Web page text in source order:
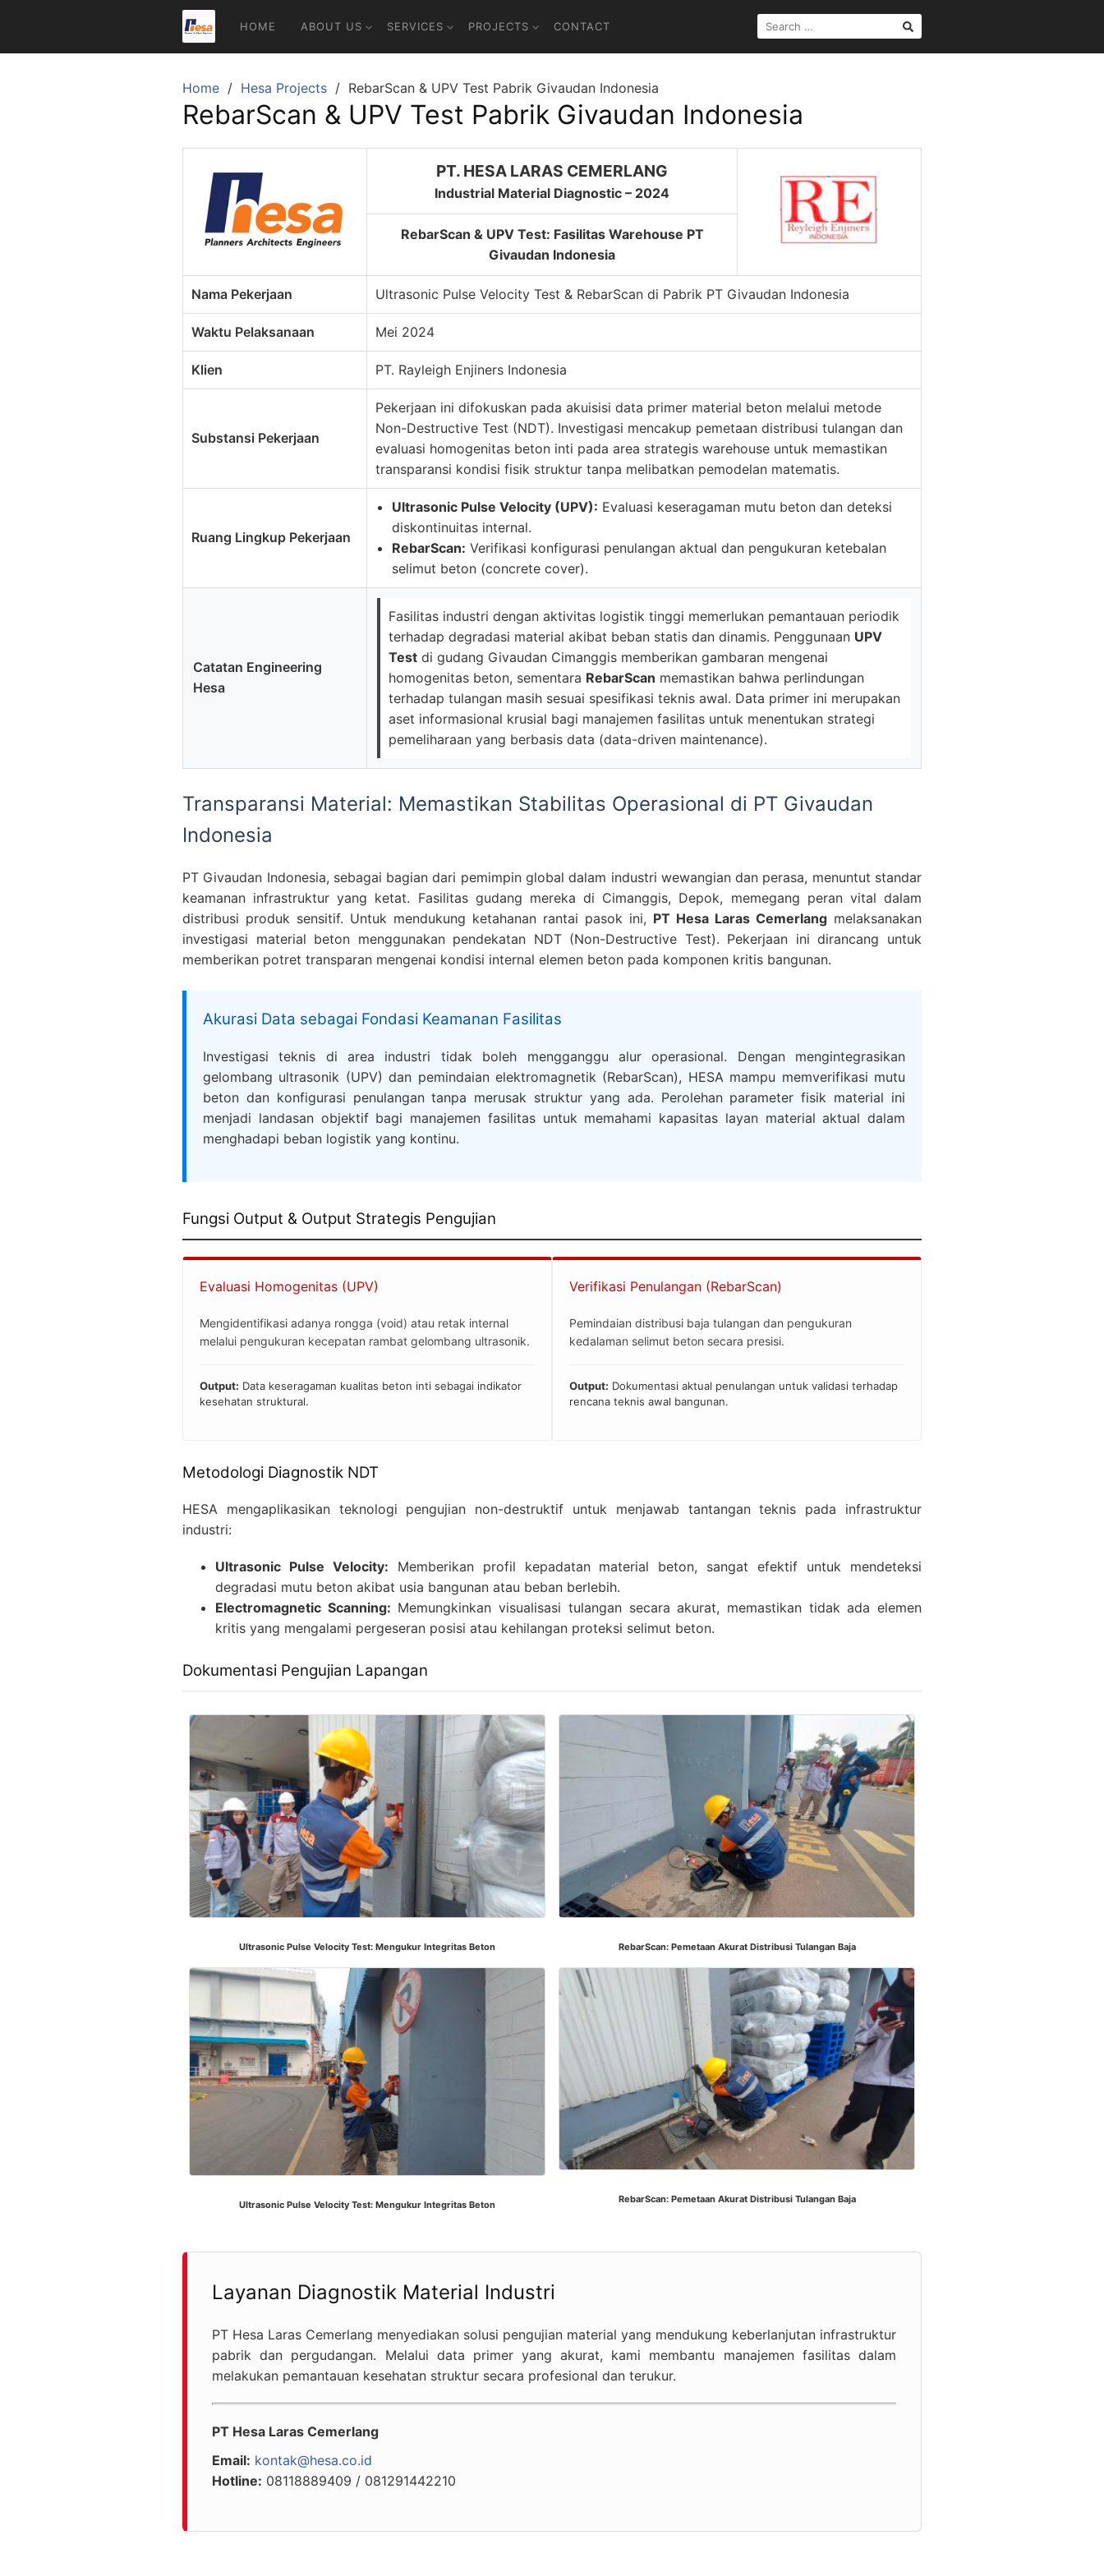
content
HOME ABOUT US SERVICES PROJECTS CONTACT
SEARCH
FOR:
Home Hesa Projects RebarScan & UPV Test Pabrik Givaudan Indonesia
RebarScan & UPV Test Pabrik Givaudan Indonesia
PT. HESA LARAS CEMERLANG
Industrial Material Diagnostic – 2024
RebarScan & UPV Test: Fasilitas Warehouse PT
Givaudan Indonesia
Nama Pekerjaan Ultrasonic Pulse Velocity Test & RebarScan di Pabrik PT Givaudan Indonesia
Waktu Pelaksanaan Mei 2024
Klien PT. Rayleigh Enjiners Indonesia
Substansi Pekerjaan
Pekerjaan ini difokuskan pada akuisisi data primer material beton melalui metode
Non-Destructive Test (NDT). Investigasi mencakup pemetaan distribusi tulangan dan
evaluasi homogenitas beton inti pada area strategis warehouse untuk memastikan
transparansi kondisi fisik struktur tanpa melibatkan pemodelan matematis.
Ruang Lingkup Pekerjaan
Ultrasonic Pulse Velocity (UPV): Evaluasi keseragaman mutu beton dan deteksi
diskontinuitas internal.
RebarScan: Verifikasi konfigurasi penulangan aktual dan pengukuran ketebalan
selimut beton (concrete cover).
Catatan Engineering
Hesa
Fasilitas industri dengan aktivitas logistik tinggi memerlukan pemantauan periodik
terhadap degradasi material akibat beban statis dan dinamis. Penggunaan UPV
Test di gudang Givaudan Cimanggis memberikan gambaran mengenai
homogenitas beton, sementara RebarScan memastikan bahwa perlindungan
terhadap tulangan masih sesuai spesifikasi teknis awal. Data primer ini merupakan
aset informasional krusial bagi manajemen fasilitas untuk menentukan strategi
pemeliharaan yang berbasis data (data-driven maintenance).
Transparansi Material: Memastikan Stabilitas Operasional di PT Givaudan
Indonesia
PT Givaudan Indonesia, sebagai bagian dari pemimpin global dalam industri wewangian dan perasa, menuntut standar
keamanan infrastruktur yang ketat. Fasilitas gudang mereka di Cimanggis, Depok, memegang peran vital dalam
distribusi produk sensitif. Untuk mendukung ketahanan rantai pasok ini, PT Hesa Laras Cemerlang melaksanakan
investigasi material beton menggunakan pendekatan NDT (Non-Destructive Test). Pekerjaan ini dirancang untuk
memberikan potret transparan mengenai kondisi internal elemen beton pada komponen kritis bangunan.
Akurasi Data sebagai Fondasi Keamanan Fasilitas
Investigasi teknis di area industri tidak boleh mengganggu alur operasional. Dengan mengintegrasikan
gelombang ultrasonik (UPV) dan pemindaian elektromagnetik (RebarScan), HESA mampu memverifikasi mutu
beton dan konfigurasi penulangan tanpa merusak struktur yang ada. Perolehan parameter fisik material ini
menjadi landasan objektif bagi manajemen fasilitas untuk memahami kapasitas layan material aktual dalam
menghadapi beban logistik yang kontinu.
Fungsi Output & Output Strategis Pengujian
Evaluasi Homogenitas (UPV)
Mengidentifikasi adanya rongga (void) atau retak internal
melalui pengukuran kecepatan rambat gelombang ultrasonik.
Output: Data keseragaman kualitas beton inti sebagai indikator
kesehatan struktural.
Verifikasi Penulangan (RebarScan)
Pemindaian distribusi baja tulangan dan pengukuran
kedalaman selimut beton secara presisi.
Output: Dokumentasi aktual penulangan untuk validasi terhadap
rencana teknis awal bangunan.
Metodologi Diagnostik NDT
HESA mengaplikasikan teknologi pengujian non-destruktif untuk menjawab tantangan teknis pada infrastruktur
industri:
Ultrasonic Pulse Velocity: Memberikan profil kepadatan material beton, sangat efektif untuk mendeteksi
degradasi mutu beton akibat usia bangunan atau beban berlebih.
Electromagnetic Scanning: Memungkinkan visualisasi tulangan secara akurat, memastikan tidak ada elemen
kritis yang mengalami pergeseran posisi atau kehilangan proteksi selimut beton.
Dokumentasi Pengujian Lapangan
Ultrasonic Pulse Velocity Test: Mengukur Integritas Beton RebarScan: Pemetaan Akurat Distribusi Tulangan Baja
Ultrasonic Pulse Velocity Test: Mengukur Integritas Beton
RebarScan: Pemetaan Akurat Distribusi Tulangan Baja
Layanan Diagnostik Material Industri
PT Hesa Laras Cemerlang menyediakan solusi pengujian material yang mendukung keberlanjutan infrastruktur
pabrik dan pergudangan. Melalui data primer yang akurat, kami membantu manajemen fasilitas dalam
melakukan pemantauan kesehatan struktur secara profesional dan terukur.
PT Hesa Laras Cemerlang
Email: kontak@hesa.co.id
Hotline: 08118889409 / 081291442210